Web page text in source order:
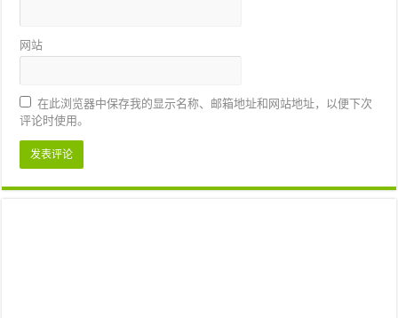
网站
在此浏览器中保存我的显示名称、邮箱地址和网站地址，以便下次
评论时使用。